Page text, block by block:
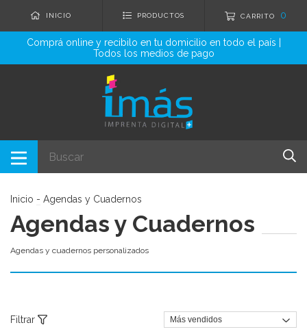
INICIO PRODUCTOS CARRITO 0
Comprá online y recibilo en tu domicilio en todo el país |
Todos los medios de pago
Inicio - Agendas y Cuadernos
Agendas y Cuadernos
Agendas y cuadernos personalizados
Filtrar